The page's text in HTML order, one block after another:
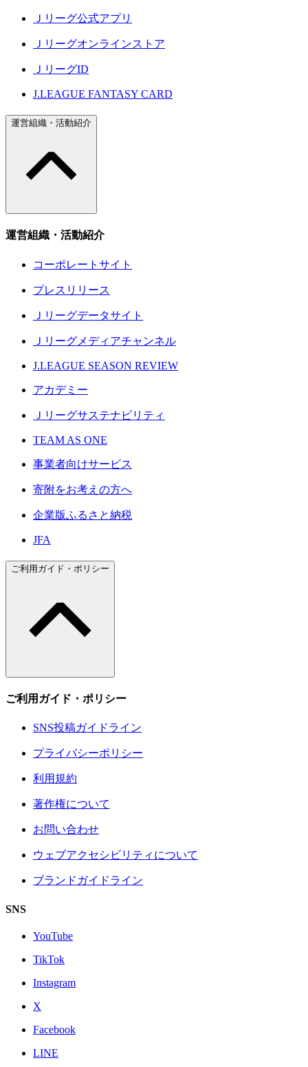
Ｊリーグ公式アプリ
Ｊリーグオンラインストア
ＪリーグID
J.LEAGUE FANTASY CARD
運営組織・活動紹介
運営組織・活動紹介
コーポレートサイト
プレスリリース
Ｊリーグデータサイト
Ｊリーグメディアチャンネル
J.LEAGUE SEASON REVIEW
アカデミー
Ｊリーグサステナビリティ
TEAM AS ONE
事業者向けサービス
寄附をお考えの方へ
企業版ふるさと納税
JFA
ご利用ガイド・ポリシー
ご利用ガイド・ポリシー
SNS投稿ガイドライン
プライバシーポリシー
利用規約
著作権について
お問い合わせ
ウェブアクセシビリティについて
ブランドガイドライン
SNS
YouTube
TikTok
Instagram
X
Facebook
LINE